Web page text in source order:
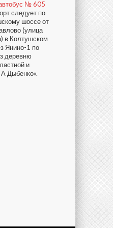
№ 605
следует по
шоссе от
(улица
в Колтушском
Янино-1 по
деревню
и
Дыбенко».